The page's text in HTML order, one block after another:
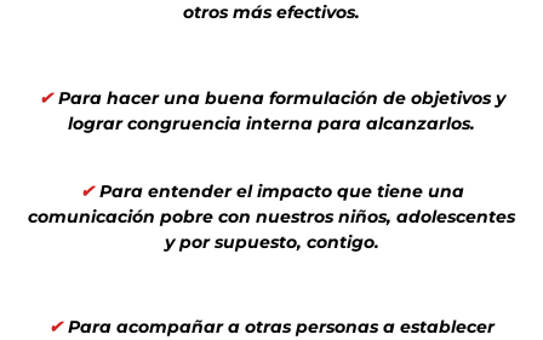
otros más efectivos.
✔Para hacer una buena formulación de objetivos y
lograr congruencia interna para alcanzarlos.
✔Para entender el impacto que tiene una
comunicación pobre con nuestros niños, adolescentes
y por supuesto, contigo.
✔Para acompañar a otras personas a establecer